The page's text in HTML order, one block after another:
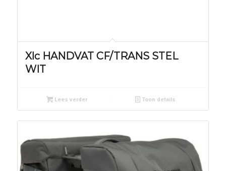
Xlc HANDVAT CF/TRANS STEL
WIT
Lees verder Toon details